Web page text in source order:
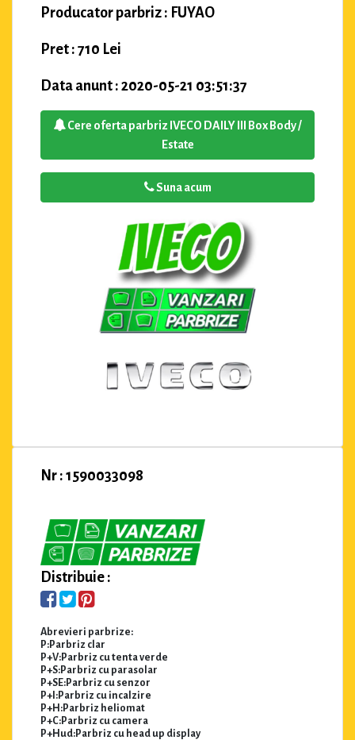
Producator parbriz : FUYAO
Pret : 710 Lei
Data anunt : 2020-05-21 03:51:37
Cere oferta parbriz IVECO DAILY III Box Body /
Estate
Suna acum
Nr : 1590033098
Distribuie :
Abrevieri parbrize:
P:Parbriz clar
P+V:Parbriz cu tenta verde
P+S:Parbriz cu parasolar
P+SE:Parbriz cu senzor
P+I:Parbriz cu incalzire
P+H:Parbriz heliomat
P+C:Parbriz cu camera
P+Hud:Parbriz cu head up display